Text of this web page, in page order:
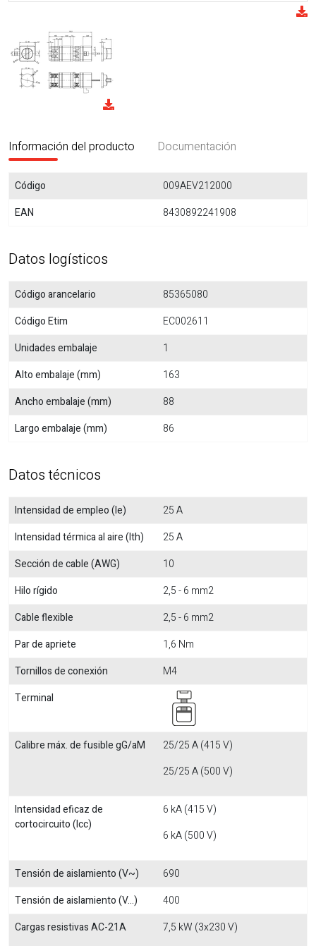
Información del producto Documentación
Código
009AEV212000
EAN
8430892241908
Datos logísticos
Código arancelario
85365080
Código Etim
EC002611
Unidades embalaje
1
Alto embalaje (mm)
163
Ancho embalaje (mm)
88
Largo embalaje (mm)
86
Datos técnicos
Intensidad de empleo (Ie)
25 A
Intensidad térmica al aire (Ith)
25 A
Sección de cable (AWG)
10
Hilo rígido
2,5 - 6 mm2
Cable flexible
2,5 - 6 mm2
Par de apriete
1,6 Nm
Tornillos de conexión
M4
Terminal
Calibre máx. de fusible gG/aM
25/25 A (415 V)
25/25 A (500 V)
Intensidad eficaz de
cortocircuito (Icc)
6 kA (415 V)
6 kA (500 V)
Tensión de aislamiento (V~)
690
Tensión de aislamiento (V...)
400
Cargas resistivas AC-21A
7,5 kW (3x230 V)